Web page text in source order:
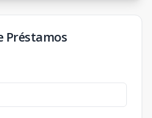
Préstamos